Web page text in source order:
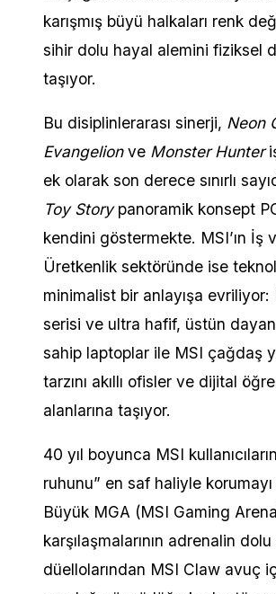
karışmış büyü halkaları renk
sihir dolu hayal alemini fiziksel
taşıyor.
Bu disiplinlerarası sinerji, Neon
Evangelionve Monster Hunter
ek olarak son derece sınırlı
Toy Storypanoramik konsept
kendini göstermekte. MSI’ın İş
Üretkenlik sektöründe ise
minimalist bir anlayışa evriliyor:
serisi ve ultra hafif, üstün
sahip laptoplar ile MSI çağdaş
tarzını akıllı ofisler ve dijital
alanlarına taşıyor.
40 yıl boyunca MSI
ruhunu” en saf haliyle korumayı
Büyük MGA (MSI Gaming
karşılaşmalarının adrenalin
düellolarından MSI Claw avuç